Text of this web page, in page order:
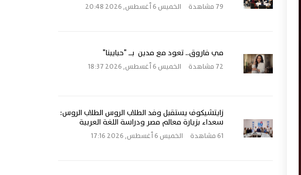
79 مشاهدة الخميس 6 أغسطس, 2026 20:48
مي فاروق.. تعود مع مدين بــ "حبايبنا"
72 مشاهدة الخميس 6 أغسطس, 2026 18:37
زايتشيكوف يستقبل وفد الطلاب الروس الطلاب الروس:
سعداء بزيارة معالم مصر ودراسة اللغة العربية
61 مشاهدة الخميس 6 أغسطس, 2026 17:16